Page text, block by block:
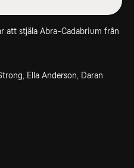
att stjäla Abra-Cadabrium från
Ella Anderson, Daran